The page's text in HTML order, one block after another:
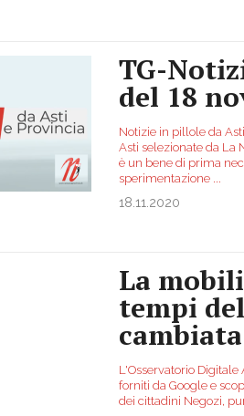
TG-
del 18
Notizie in pillole da
Asti selezionate da La
è un bene di prima
sperimentazione
18.11.2020
La
tempi
L'Osservatorio
forniti da Google e
dei cittadini Negozi,